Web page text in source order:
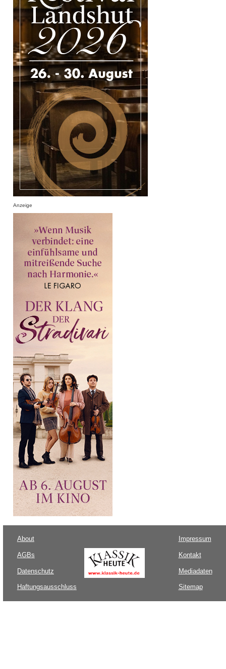
Anzeige
About
AGBs
Datenschutz
Haftungsausschluss
Impressum
Kontakt
Mediadaten
Sitemap